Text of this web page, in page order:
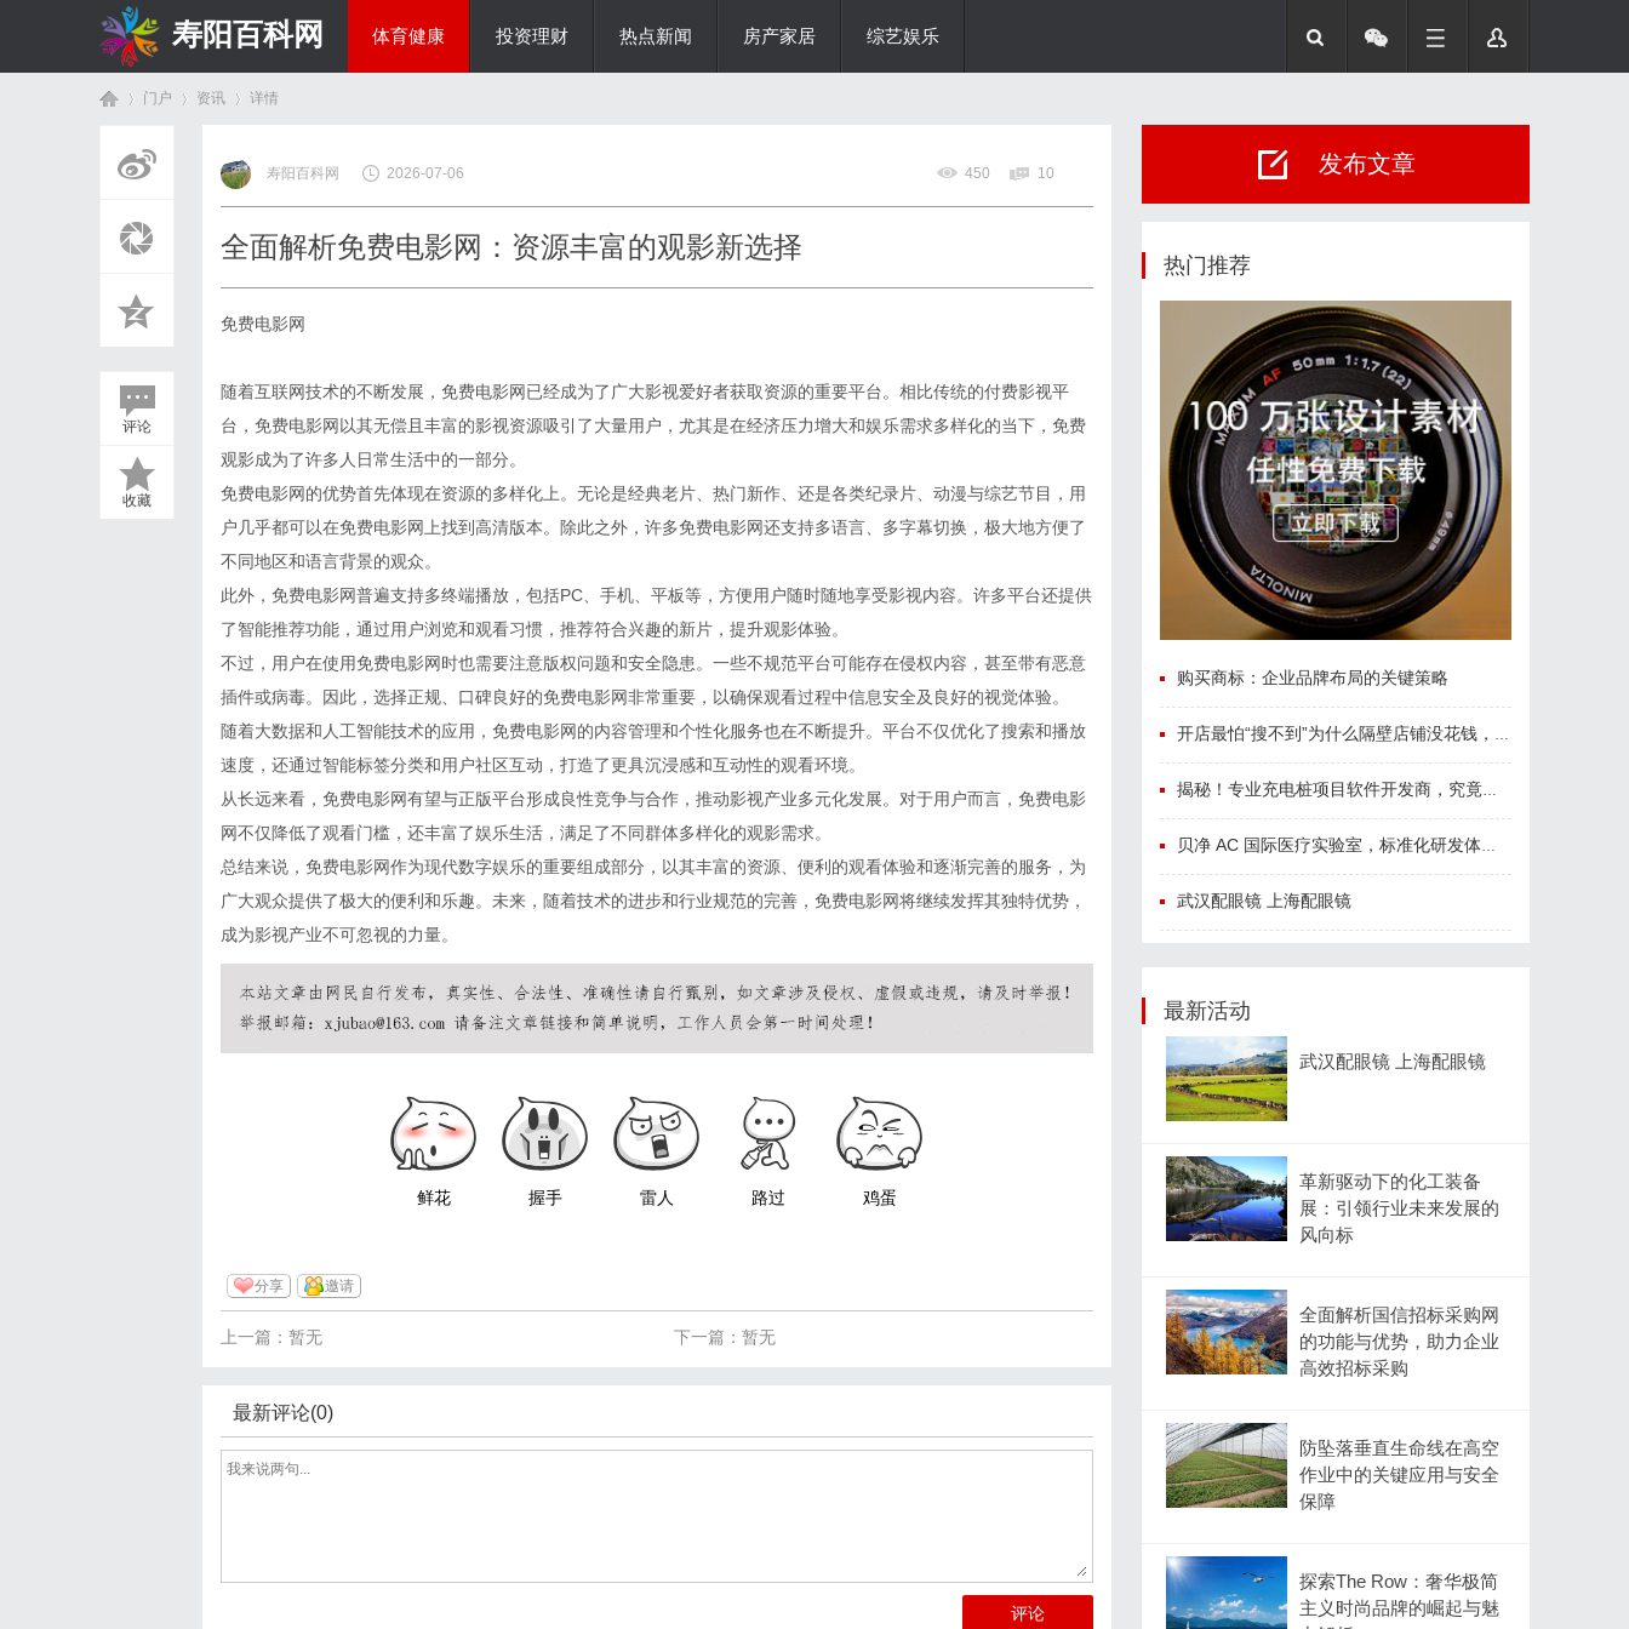
寿阳百科网 体育健康 投资理财 热点新闻 房产家居 综艺娱乐
门户 资讯
›
详情
评论
收藏
寿阳百科网 2026-07-06 450 10
全面解析免费电影网：资源丰富的观影新选择
免费电影网
随着互联网技术的不断发展，免费电影网已经成为了广大影视爱好者获取资源的重要平台。相比传统的付费影视平
台，免费电影网以其无偿且丰富的影视资源吸引了大量用户，尤其是在经济压力增大和娱乐需求多样化的当下，免费
观影成为了许多人日常生活中的一部分。
免费电影网的优势首先体现在资源的多样化上。无论是经典老片、热门新作、还是各类纪录片、动漫与综艺节目，用
户几乎都可以在免费电影网上找到高清版本。除此之外，许多免费电影网还支持多语言、多字幕切换，极大地方便了
不同地区和语言背景的观众。
此外，免费电影网普遍支持多终端播放，包括PC、手机、平板等，方便用户随时随地享受影视内容。许多平台还提供
了智能推荐功能，通过用户浏览和观看习惯，推荐符合兴趣的新片，提升观影体验。
不过，用户在使用免费电影网时也需要注意版权问题和安全隐患。一些不规范平台可能存在侵权内容，甚至带有恶意
插件或病毒。因此，选择正规、口碑良好的免费电影网非常重要，以确保观看过程中信息安全及良好的视觉体验。
随着大数据和人工智能技术的应用，免费电影网的内容管理和个性化服务也在不断提升。平台不仅优化了搜索和播放
速度，还通过智能标签分类和用户社区互动，打造了更具沉浸感和互动性的观看环境。
从长远来看，免费电影网有望与正版平台形成良性竞争与合作，推动影视产业多元化发展。对于用户而言，免费电影
网不仅降低了观看门槛，还丰富了娱乐生活，满足了不同群体多样化的观影需求。
总结来说，免费电影网作为现代数字娱乐的重要组成部分，以其丰富的资源、便利的观看体验和逐渐完善的服务，为
广大观众提供了极大的便利和乐趣。未来，随着技术的进步和行业规范的完善，免费电影网将继续发挥其独特优势，
成为影视产业不可忽视的力量。
鲜花 握手 雷人 路过 鸡蛋
分享 邀请
下一篇：暂无
上一篇：暂无
最新评论(0)
评论
发布文章
热门推荐
购买商标：企业品牌布局的关键策略
开店最怕“搜不到”为什么隔壁店铺没花钱，ai却天天给他免费派单？
揭秘！专业充电桩项目软件开发商，究竟藏着哪些行业秘诀？
贝净 AC 国际医疗实验室，标准化研发体系全解析
武汉配眼镜 上海配眼镜
最新活动
武汉配眼镜 上海配眼镜
革新驱动下的化工装备
展：引领行业未来发展的
风向标
全面解析国信招标采购网
的功能与优势，助力企业
高效招标采购
防坠落垂直生命线在高空
作业中的关键应用与安全
保障
探索The Row：奢华极简
主义时尚品牌的崛起与魅